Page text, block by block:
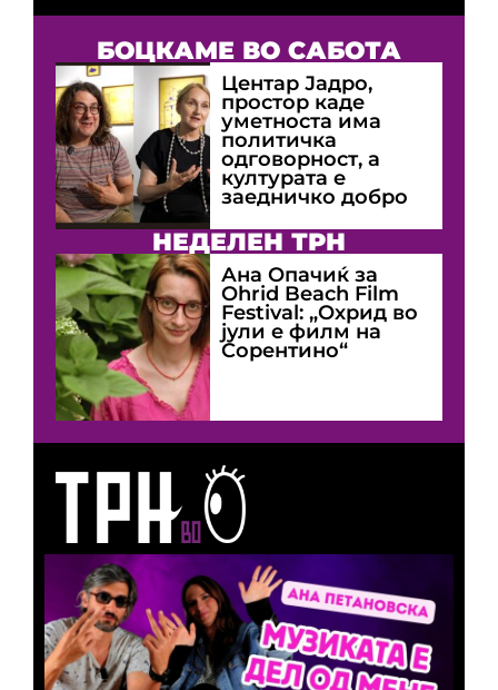
БОЦКАМЕ ВО САБОТА
Центар Јадро,
простор каде
уметноста има
политичка
одговорност, а
културата е
заедничко добро
НЕДЕЛЕН ТРН
Ана Опачиќ за
Оhrid Beach Film
Festival: „Охрид во
јули е филм на
Сорентино“